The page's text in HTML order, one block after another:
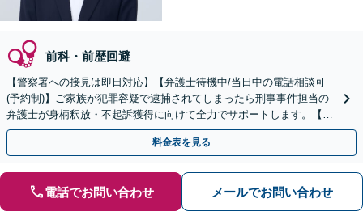
前科・前歴回避
【警察署への接見は即日対応】【弁護士待機中/当日中の電話相談可
(予約制)】ご家族が犯罪容疑で逮捕されてしまったら刑事事件担当の
弁護士が身柄釈放・不起訴獲得に向けて全力でサポートします。【毎
月100名以上の相談実績】【関東エリア対応】
料金表を見る
電話でお問い合わせ メールでお問い合わせ